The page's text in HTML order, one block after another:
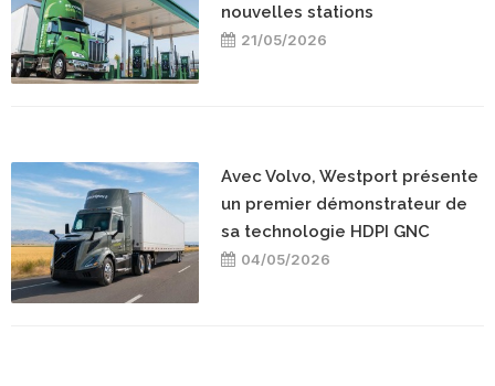
nouvelles stations
21/05/2026
Avec Volvo, Westport présente
un premier démonstrateur de
sa technologie HDPI GNC
04/05/2026